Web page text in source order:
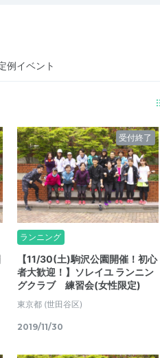
例イベント
受付終了
ランニング
【11/30(土)駒沢公園開催！初心
者大歓迎！】ソレイユ ランニン
グクラブ 練習会(女性限定)
東京都 (世田谷区)
2019/11/30